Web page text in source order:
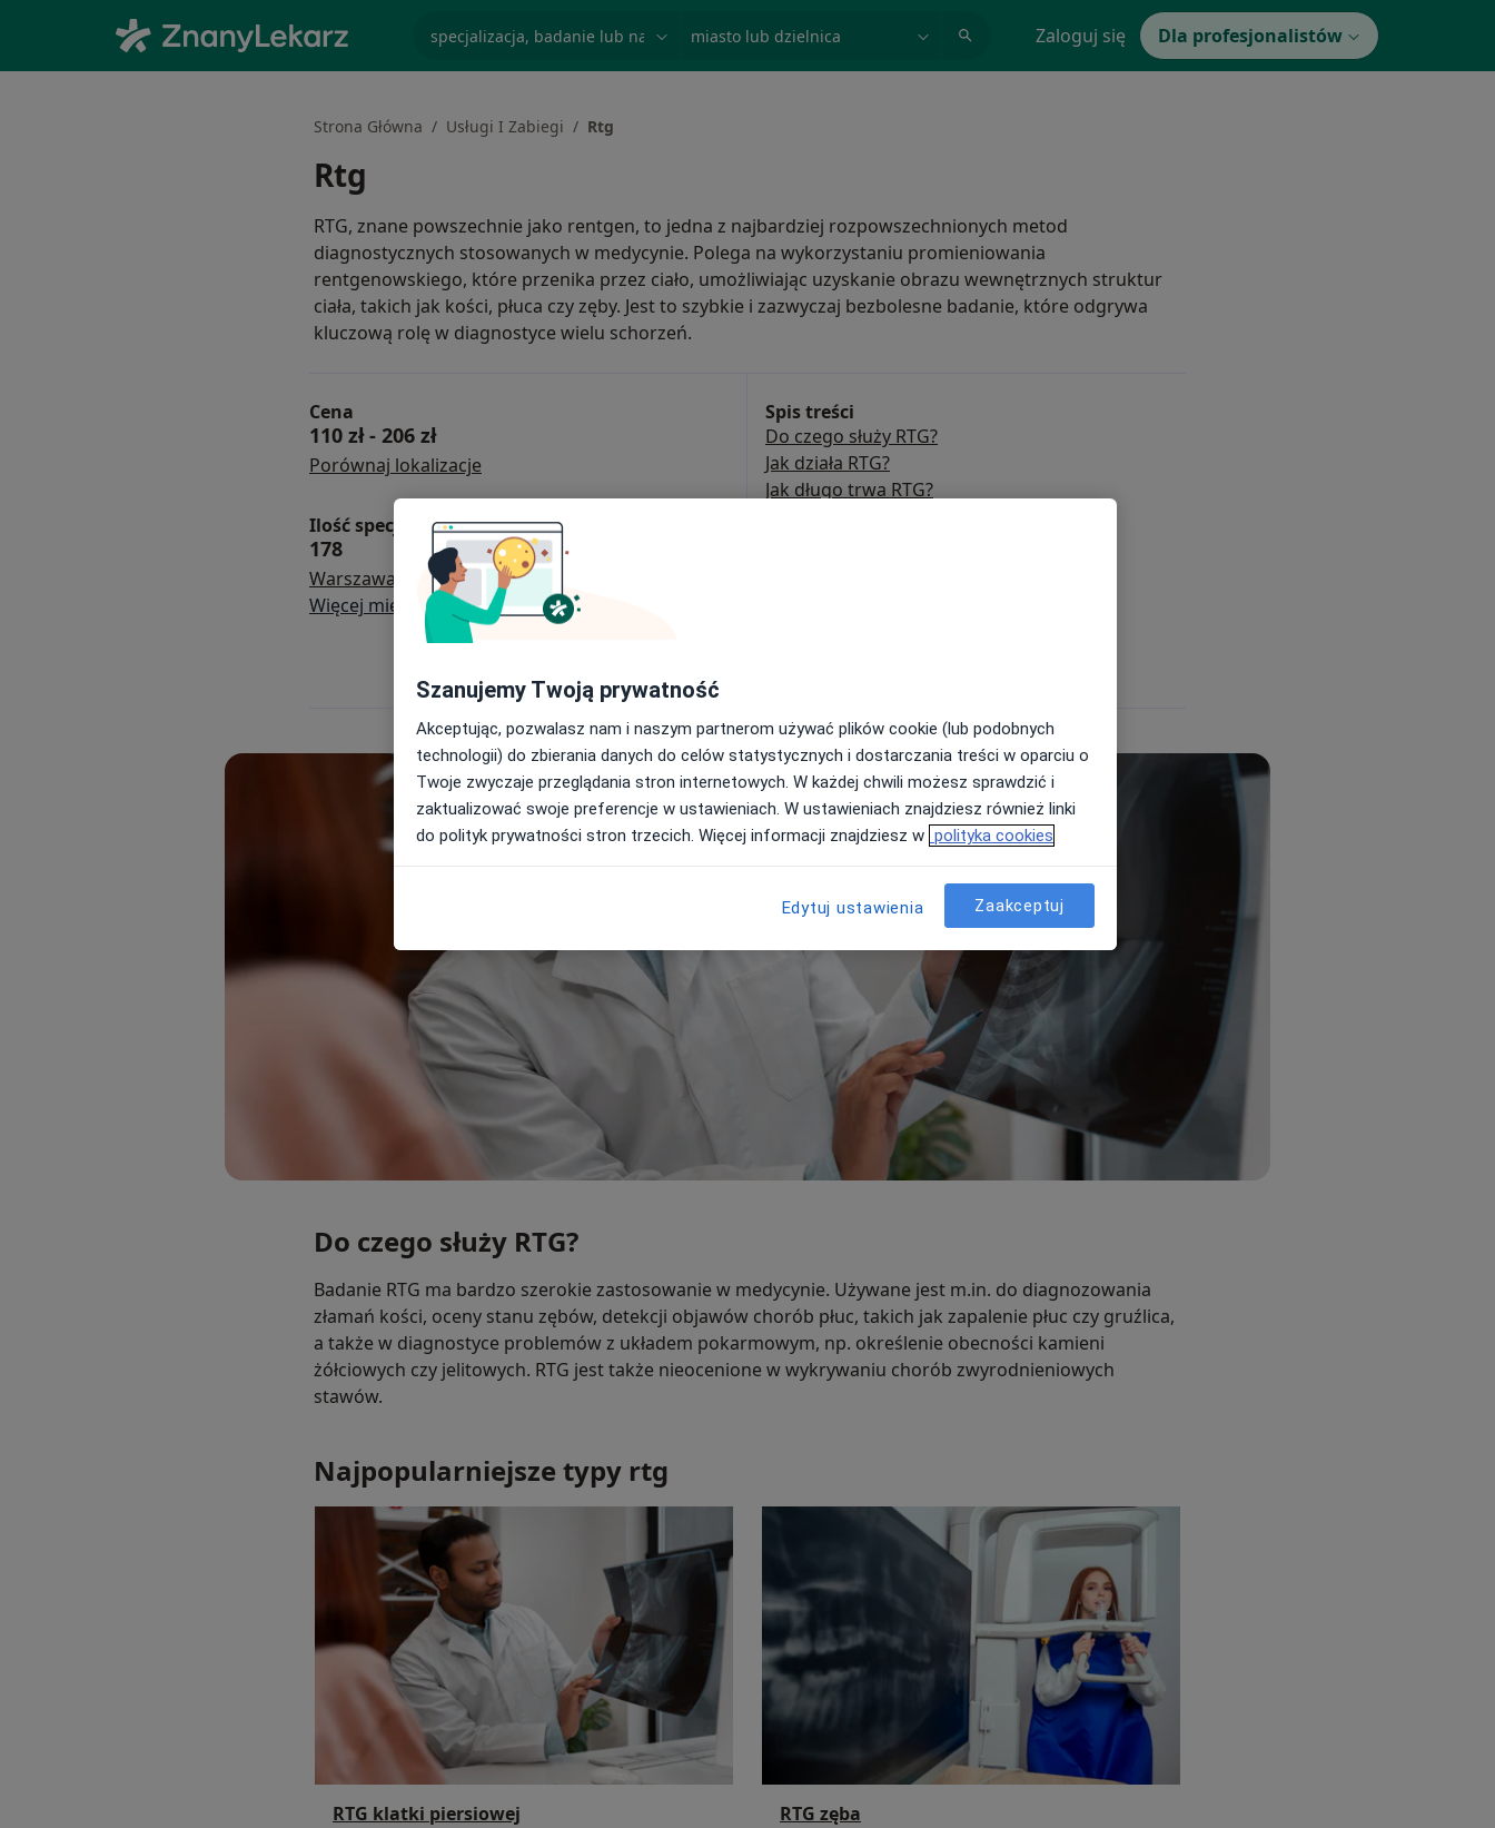
Zaloguj się Dla profesjonalistów
Strona Główna Usługi I Zabiegi Rtg
Rtg
RTG, znane powszechnie jako rentgen, to jedna z najbardziej rozpowszechnionych metod
diagnostycznych stosowanych w medycynie. Polega na wykorzystaniu promieniowania
rentgenowskiego, które przenika przez ciało, umożliwiając uzyskanie obrazu wewnętrznych struktur
ciała, takich jak kości, płuca czy zęby. Jest to szybkie i zazwyczaj bezbolesne badanie, które odgrywa
kluczową rolę w diagnostyce wielu schorzeń.
Cena
110 zł- 206 zł
Porównaj lokalizacje
Ilość specjalistów i klinik
178
Warszawa Gdańsk Kraków
Więcej miejscowości
Spis treści
Do czego służy RTG?
Jak działa RTG?
Jak długo trwa RTG?
Do czego służy RTG?
Badanie RTG ma bardzo szerokie zastosowanie w medycynie. Używane jest m.in. do diagnozowania
złamań kości, oceny stanu zębów, detekcji objawów chorób płuc, takich jak zapalenie płuc czy gruźlica,
a także w diagnostyce problemów z układem pokarmowym, np. określenie obecności kamieni
żółciowych czy jelitowych. RTG jest także nieocenione w wykrywaniu chorób zwyrodnieniowych
stawów.
Najpopularniejsze typy rtg
RTG klatki piersiowej
RTG zęba
Szanujemy Twoją prywatność
Akceptując, pozwalasz nam i naszym partnerom używać plików cookie (lub podobnych
technologii) do zbierania danych do celów statystycznych i dostarczania treści w oparciu o
Twoje zwyczaje przeglądania stron internetowych. W każdej chwili możesz sprawdzić i
zaktualizować swoje preferencje w ustawieniach. W ustawieniach znajdziesz również linki
do polityk prywatności stron trzecich. Więcej informacji znajdziesz w polityka cookies
Edytuj ustawienia Zaakceptuj